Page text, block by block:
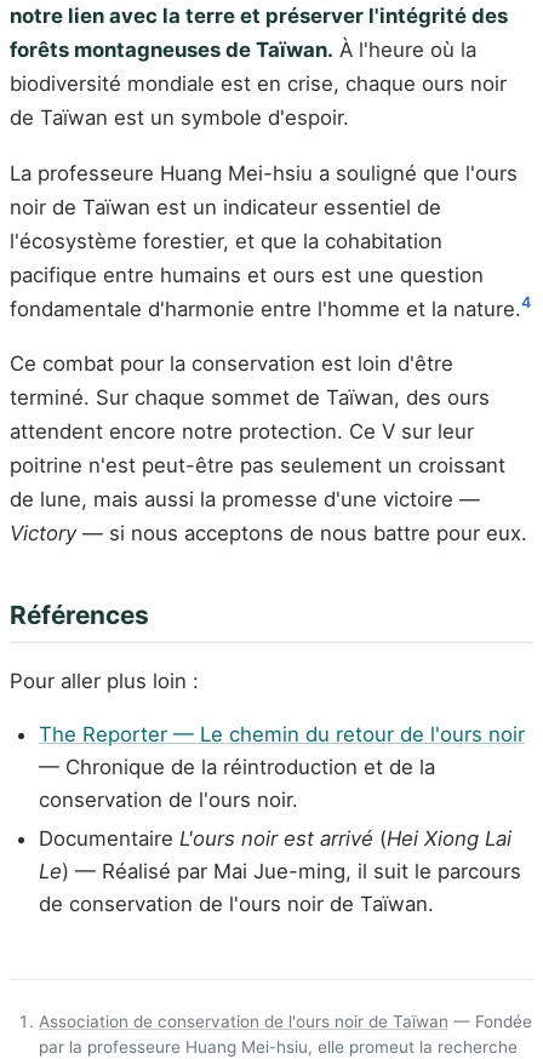
notre lien avec la terre et préserver l'intégrité des
forêts montagneuses de Taïwan. À l'heure où la
biodiversité mondiale est en crise, chaque ours noir
de Taïwan est un symbole d'espoir.
La professeure Huang Mei-hsiu a souligné que l'ours
noir de Taïwan est un indicateur essentiel de
l'écosystème forestier, et que la cohabitation
pacifique entre humains et ours est une question
fondamentale d'harmonie entre l'homme et la nature.4
Ce combat pour la conservation est loin d'être
terminé. Sur chaque sommet de Taïwan, des ours
attendent encore notre protection. Ce V sur leur
poitrine n'est peut-être pas seulement un croissant
de lune, mais aussi la promesse d'une victoire —
Victory— si nous acceptons de nous battre pour eux.
Références
Pour aller plus loin :
The Reporter — Le chemin du retour de l'ours noir
— Chronique de la réintroduction et de la
conservation de l'ours noir.
Documentaire L'ours noir est arrivé (Hei Xiong Lai
Le) — Réalisé par Mai Jue-ming, il suit le parcours
de conservation de l'ours noir de Taïwan.
Association de conservation de l'ours noir de Taïwan — Fondée
par la professeure Huang Mei-hsiu, elle promeut la recherche